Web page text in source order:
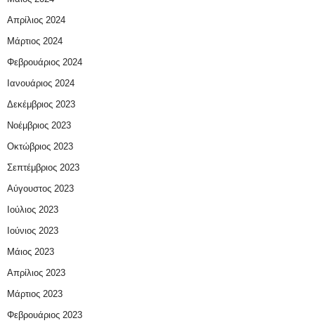
Απρίλιος 2024
Μάρτιος 2024
Φεβρουάριος 2024
Ιανουάριος 2024
Δεκέμβριος 2023
Νοέμβριος 2023
Οκτώβριος 2023
Σεπτέμβριος 2023
Αύγουστος 2023
Ιούλιος 2023
Ιούνιος 2023
Μάιος 2023
Απρίλιος 2023
Μάρτιος 2023
Φεβρουάριος 2023